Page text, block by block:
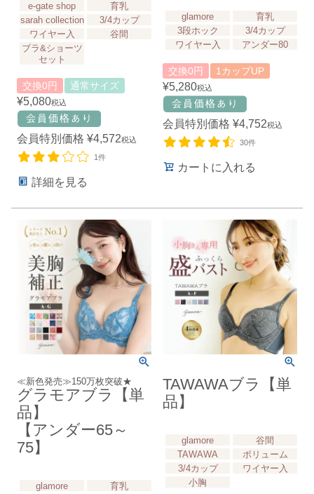
e-gate shop
育乳
sarah collection
3/4カップ
ワイヤー入
谷間
ブラ&ショーツ
セット
交換0円 通常サイズ
¥5,080税込
会員特別価格 ¥4,572税込
1件
詳細を見る
glamore
育乳
3段ホック
3/4カップ
ワイヤー入
アンダー80
交換0円 1カップUP
¥5,280税込
会員特別価格 ¥4,752税込
30件
カートに入れる
≪新色発売≫150万枚突破★
グラモアブラ【単
品】
【アンダー65～
75】
glamore
育乳
TAWAWAブラ【単
品】
glamore
谷間
TAWAWA
ボリューム
3/4カップ
ワイヤー入
小胸